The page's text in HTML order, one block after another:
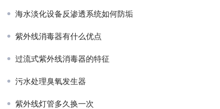
海水淡化设备反渗透系统如何防垢
紫外线消毒器有什么优点
过流式紫外线消毒器的特征
污水处理臭氧发生器
紫外线灯管多久换一次